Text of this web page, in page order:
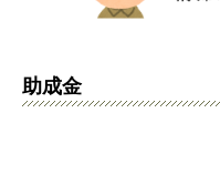
助成金